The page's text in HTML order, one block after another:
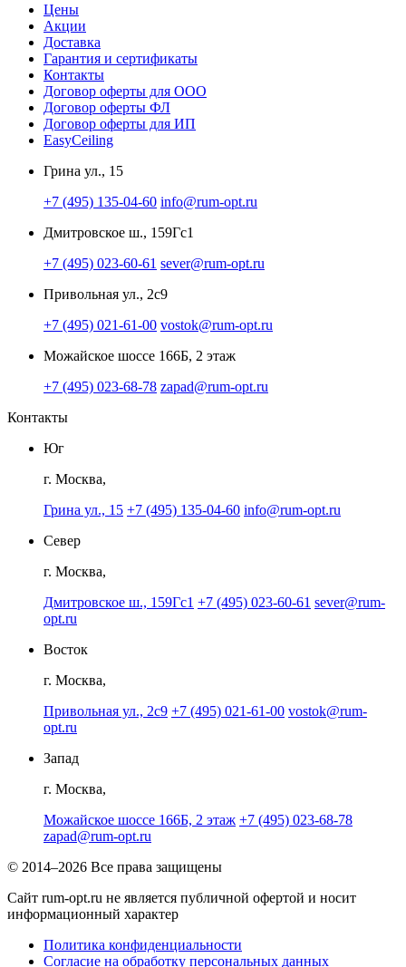
Цены
Акции
Доставка
Гарантия и сертификаты
Контакты
Договор оферты для ООО
Договор оферты ФЛ
Договор оферты для ИП
EasyCeiling
Грина ул., 15
+7 (495) 135-04-60 info@rum-opt.ru
Дмитровское ш., 159Гс1
+7 (495) 023-60-61 sever@rum-opt.ru
Привольная ул., 2с9
+7 (495) 021-61-00 vostok@rum-opt.ru
Можайское шоссе 166Б, 2 этаж
+7 (495) 023-68-78 zapad@rum-opt.ru
Контакты
Юг
г. Москва,
Грина ул., 15 +7 (495) 135-04-60 info@rum-opt.ru
Север
г. Москва,
Дмитровское ш., 159Гс1 +7 (495) 023-60-61 sever@rum-
opt.ru
Восток
г. Москва,
Привольная ул., 2с9 +7 (495) 021-61-00 vostok@rum-
opt.ru
Запад
г. Москва,
Можайское шоссе 166Б, 2 этаж +7 (495) 023-68-78
zapad@rum-opt.ru
© 2014–2026 Все права защищены
Сайт rum-opt.ru не является публичной офертой и носит
информационный характер
Политика конфиденциальности
Согласие на обработку персональных данных